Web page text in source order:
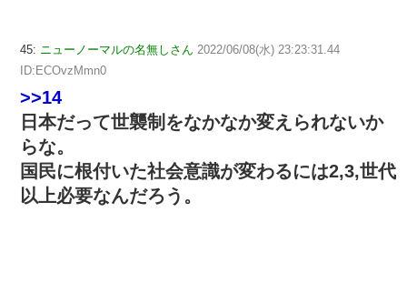
45: ニューノーマルの名無しさん 2022/06/08(水) 23:23:31.44
ID:ECOvzMmn0
>>14
日本だって世襲制をなかなか変えられないか
らな。
国民に根付いた社会意識が変わるには2,3,世代
以上必要なんだろう。